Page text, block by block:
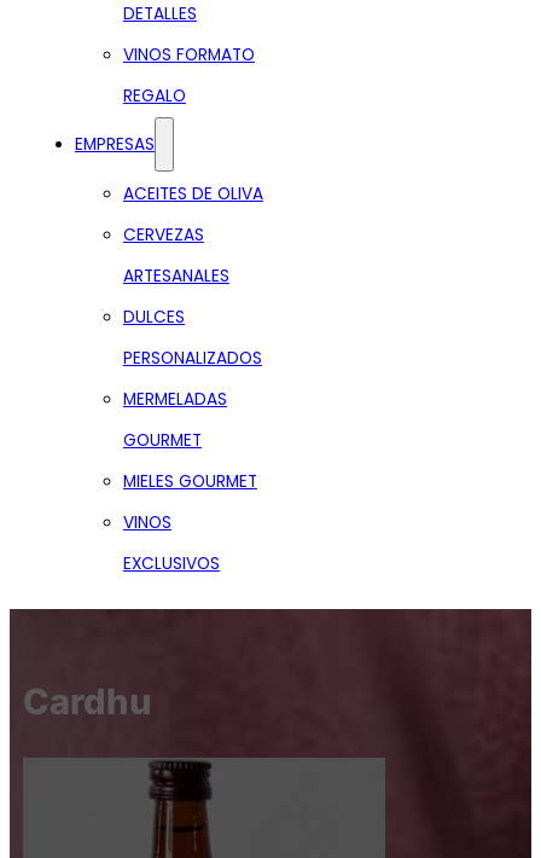
DETALLES
VINOS FORMATO
REGALO
EMPRESAS
ACEITES DE OLIVA
CERVEZAS
ARTESANALES
DULCES
PERSONALIZADOS
MERMELADAS
GOURMET
MIELES GOURMET
VINOS
EXCLUSIVOS
Cardhu